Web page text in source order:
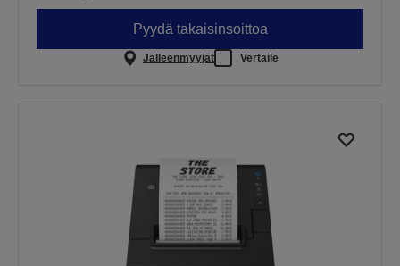
Pyydä takaisinsoittoa
Jälleenmyyjät Vertaile